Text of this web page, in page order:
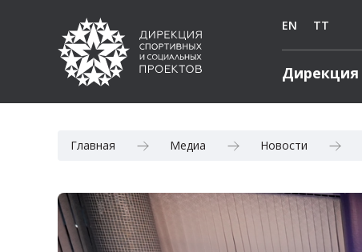
EN TT
Дирекция
Главная Медиа Новости